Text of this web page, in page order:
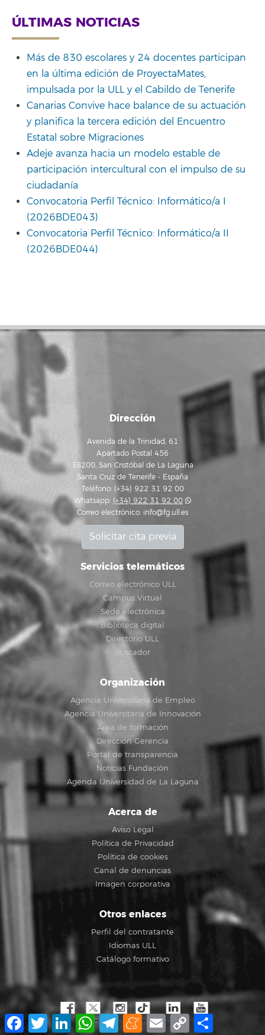
ÚLTIMAS NOTICIAS
Más de 830 escolares y 24 docentes participan
en la última edición de ProyectaMates,
impulsada por la ULL y el Cabildo de Tenerife
Canarias Convive hace balance de su actuación
y planifica la tercera edición del Encuentro
Estatal sobre Migraciones
Adeje avanza hacia un modelo estable de
participación intercultural con el impulso de su
ciudadanía
Convocatoria Perfil Técnico: Informático/a I
(2026BDE043)
Convocatoria Perfil Técnico: Informático/a II
(2026BDE044)
Dirección
Avenida de la Trinidad, 61
Apartado Postal 456
38200, San Cristóbal de La Laguna
Santa Cruz de Tenerife - España
Teléfono: (+34) 922 31 92 00
Whatsapp: (+34) 922 31 92 00
Correo electrónico: info@fg.ull.es
Solicitar cita previa
Servicios telemáticos
Correo electrónico ULL
Campus Virtual
Sede electrónica
Biblioteca digital
Directorio ULL
Buscador
Organización
Agencia Universitaria de Empleo
Agencia Universitaria de Innovación
Área de formación
Dirección Gerencia
Portal de transparencia
Noticias Fundación
Agenda Universidad de La Laguna
Acerca de
Aviso Legal
Política de Privacidad
Política de cookies
Canal de denuncias
Imagen corporativa
Otros enlaces
Perfil del contratante
Idiomas ULL
Catálogo formativo
Facebook
TwitterLinkedInWhatsApp
TelegramMeneame
Email Copy
Link